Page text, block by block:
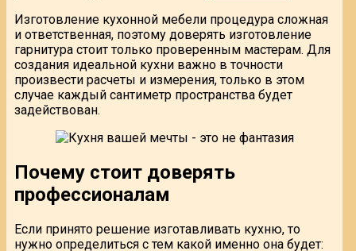
Изготовление кухонной мебели процедура сложная
и ответственная, поэтому доверять изготовление
гарнитура стоит только проверенным мастерам. Для
создания идеальной кухни важно в точности
произвести расчеты и измерения, только в этом
случае каждый сантиметр пространства будет
задействован.
Почему стоит доверять
профессионалам
Если принято решение изготавливать кухню, то
нужно определиться с тем какой именно она будет: